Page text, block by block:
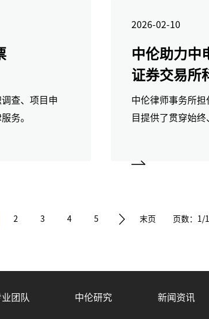
查、项目申
务。
2026-02-10
中伦助力中
证券交易所
中伦律师事务所
目提供了贯穿始
2 3 4 5 末页 页数： 1/
业团队 中伦研究 新闻资讯